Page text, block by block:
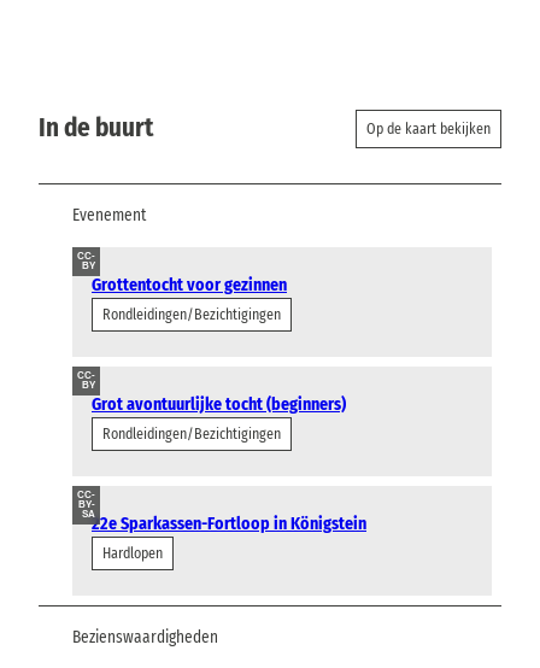
In de buurt Op de kaart bekijken
Evenement
CC-
BY
Grottentocht voor gezinnen
Rondleidingen/Bezichtigingen
CC-
BY
Grot avontuurlijke tocht (beginners)
Rondleidingen/Bezichtigingen
CC-
BY-
SA22e Sparkassen-Fortloop in Königstein
Hardlopen
Bezienswaardigheden